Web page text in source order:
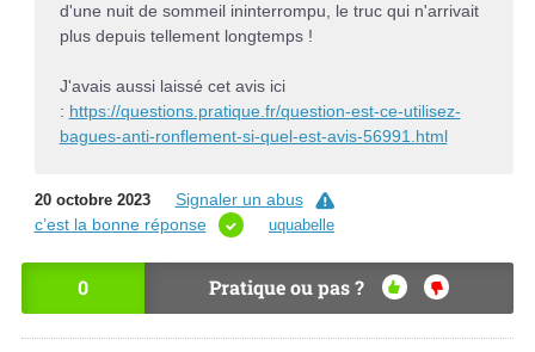
d'une nuit de sommeil ininterrompu, le truc qui n'arrivait
plus depuis tellement longtemps !
J'avais aussi laissé cet avis ici
: https://questions.pratique.fr/question-est-ce-utilisez-
bagues-anti-ronflement-si-quel-est-avis-56991.html
20 octobre 2023
Signaler un abus
c’est la bonne réponse
uquabelle
0 Pratique ou pas ?
OU
I
NO